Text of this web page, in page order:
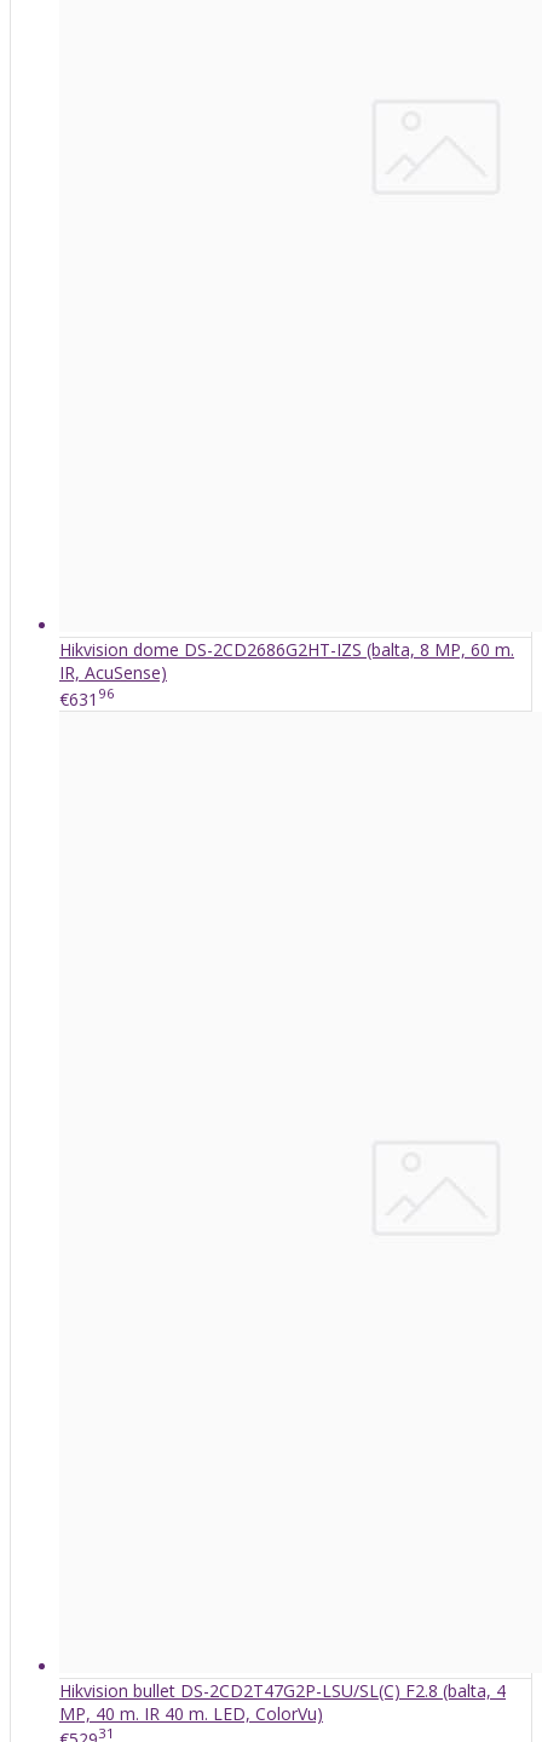
Hikvision dome DS-2CD2686G2HT-IZS (balta, 8 MP, 60 m.
IR, AcuSense)
€631 96
Hikvision bullet DS-2CD2T47G2P-LSU/SL(C) F2.8 (balta, 4
MP, 40 m. IR 40 m. LED, ColorVu)
31